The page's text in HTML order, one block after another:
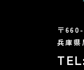
〒
兵庫